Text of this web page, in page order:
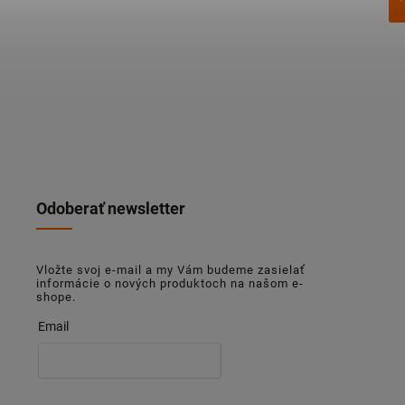
Odoberať newsletter
Vložte svoj e-mail a my Vám budeme zasielať
informácie o nových produktoch na našom e-
shope.
Email